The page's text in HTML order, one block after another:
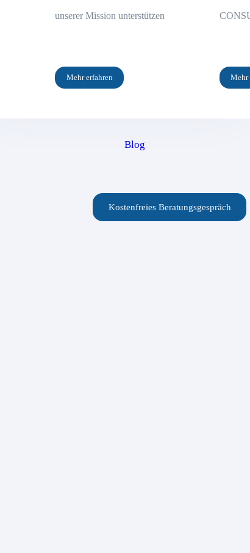
unserer Mission unterstützen
Mehr erfahren Mehr
Blog
Kostenfreies Beratungsgespräch
über 10 Jahren zeigt David Tappe Menschen, wie sie ihre
sicher und profitabel aufbauen, um in eine
Kostenfreies Beratungsgespräch